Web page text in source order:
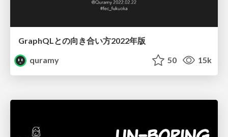
GraphQLとの向き合い方2022年版
quramy
50 15k